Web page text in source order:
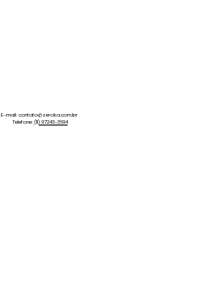
E-mail:contato@zeroka.com.br
Telefone: (11) 97243-3694